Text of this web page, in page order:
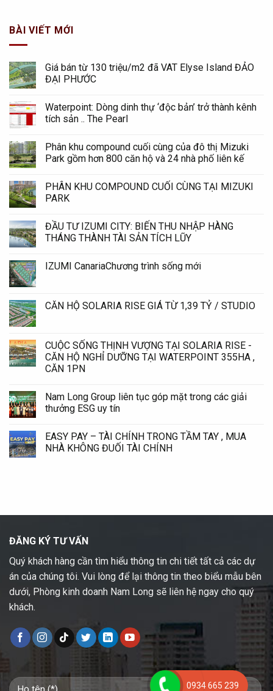
BÀI VIẾT MỚI
Giá bán từ 130 triệu/m2 đã VAT Elyse Island ĐẢO
ĐẠI PHƯỚC
Waterpoint: Dòng dinh thự ‘độc bản’ trở thành kênh
tích sản .. The Pearl
Phân khu compound cuối cùng của đô thị Mizuki
Park gồm hơn 800 căn hộ và 24 nhà phố liên kế
PHÂN KHU COMPOUND CUỐI CÙNG TẠI MIZUKI
PARK
ĐẦU TƯ IZUMI CITY: BIẾN THU NHẬP HÀNG
THÁNG THÀNH TÀI SẢN TÍCH LŨY
IZUMI CanariaChương trình sống mới
CĂN HỘ SOLARIA RISE GIÁ TỪ 1,39 TỶ / STUDIO
CUỘC SỐNG THỊNH VƯỢNG TẠI SOLARIA RISE -
CĂN HỘ NGHỈ DƯỠNG TẠI WATERPOINT 355HA ,
CĂN 1PN
Nam Long Group liên tục góp mặt trong các giải
thưởng ESG uy tín
EASY PAY – TÀI CHÍNH TRONG TẦM TAY , MUA
NHÀ KHÔNG ĐUỐI TÀI CHÍNH
ĐĂNG KÝ TƯ VẤN
Quý khách hàng cần tìm hiểu thông tin chi tiết tất cả các dự
án của chúng tôi. Vui lòng để lại thông tin theo biểu mẫu bên
dưới, Phòng kinh doanh Nam Long sẽ liên hệ ngay cho quý
khách.
0934 665 239